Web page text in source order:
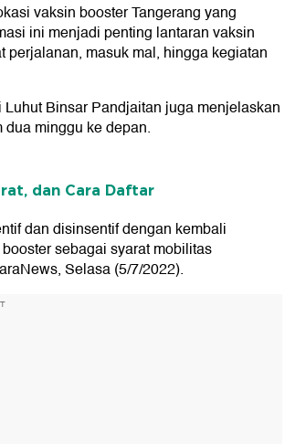
vaksin booster Tangerang yang
ini menjadi penting lantaran vaksin
masuk mal, hingga kegiatan
Binsar Pandjaitan juga menjelaskan
minggu ke depan.
dan Cara Daftar
dan disinsentif dengan kembali
sebagai syarat mobilitas
Selasa (5/7/2022).